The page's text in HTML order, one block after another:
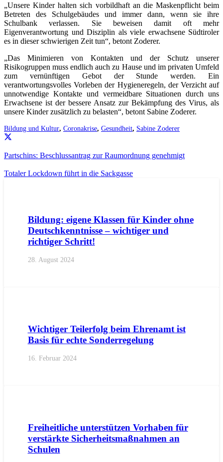
„Unsere Kinder halten sich vorbildhaft an die Maskenpflicht beim
Betreten des Schulgebäudes und immer dann, wenn sie ihre
Schulbank verlassen. Sie beweisen damit oft mehr
Eigenverantwortung und Disziplin als viele erwachsene Südtiroler
es in dieser schwierigen Zeit tun“, betont Zoderer.
„Das Minimieren von Kontakten und der Schutz unserer
Risikogruppen muss endlich auch zu Hause und im privaten Umfeld
zum vernünftigen Gebot der Stunde werden. Ein
verantwortungsvolles Vorleben der Hygieneregeln, der Verzicht auf
unnotwendige Kontakte und vermeidbare Situationen durch uns
Erwachsene ist der bessere Ansatz zur Bekämpfung des Virus, als
unsere Kinder zusätzlich zu belasten“, betont Sabine Zoderer.
Bildung und Kultur, Coronakrise, Gesundheit, Sabine Zoderer
Partschins: Beschlussantrag zur Raumordnung genehmigt
Totaler Lockdown führt in die Sackgasse
Bildung: eigene Klassen für Kinder ohne
Deutschkenntnisse – wichtiger und
richtiger Schritt!
28. August 2024
Wichtiger Teilerfolg beim Ehrenamt ist
Basis für echte Sonderregelung
16. Februar 2024
Freiheitliche unterstützen Vorhaben für
verstärkte Sicherheitsmaßnahmen an
Schulen